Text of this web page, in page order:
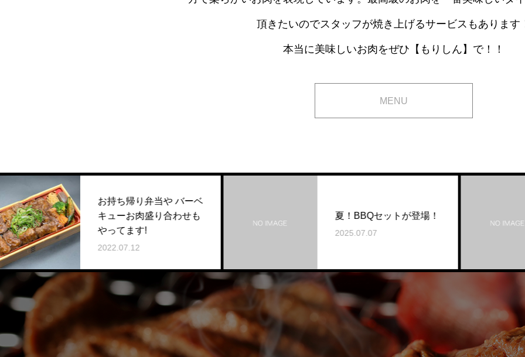
頂きたいのでスタッフが焼き上げるサービスもあります
本当に美味しいお肉をぜひ【もりしん】で！！
MENU
や バーベ
合わせも
夏！BBQセットが登場！
知らせ